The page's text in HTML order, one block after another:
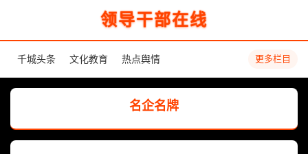
领导干部在线
千城头条 文化教育 热点舆情 更多栏目
名企名牌